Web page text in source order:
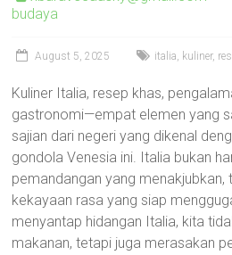
budaya
August 5, 2025 italia, kuliner,
Kuliner Italia, resep khas,
gastronomi—empat elemen yang
sajian dari negeri yang dikenal
gondola Venesia ini. Italia bukan
pemandangan yang menakjubkan,
kekayaan rasa yang siap
menyantap hidangan Italia, kita
makanan, tetapi juga merasakan